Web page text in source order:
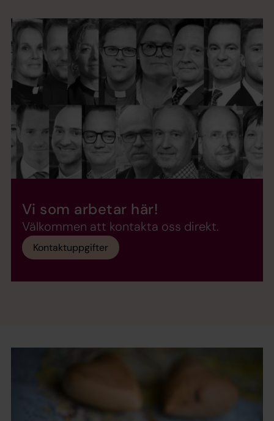
Vi som arbetar här!
Välkommen att kontakta oss direkt.
Kontaktuppgifter